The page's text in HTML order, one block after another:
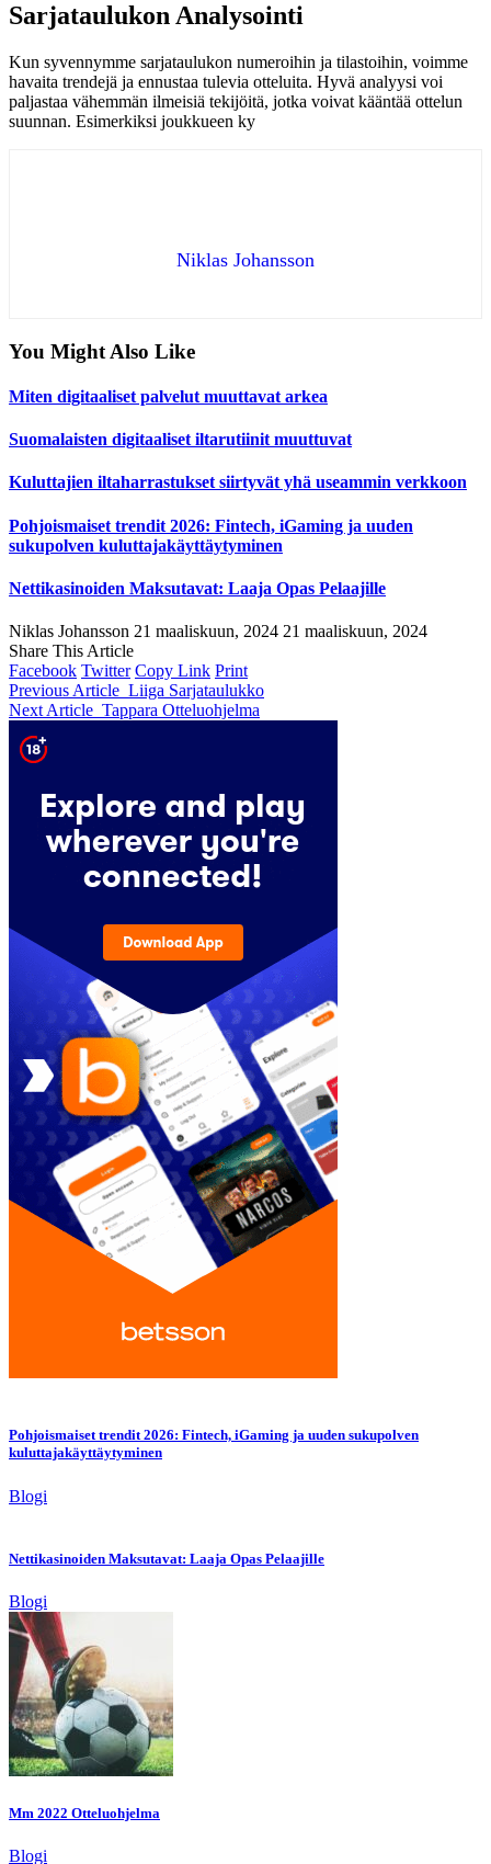
Sarjataulukon Analysointi
Kun syvennymme sarjataulukon numeroihin ja tilastoihin, voimme
havaita trendejä ja ennustaa tulevia otteluita. Hyvä analyysi voi
paljastaa vähemmän ilmeisiä tekijöitä, jotka voivat kääntää ottelun
suunnan. Esimerkiksi joukkueen ky
Niklas Johansson
You Might Also Like
Miten digitaaliset palvelut muuttavat arkea
Suomalaisten digitaaliset iltarutiinit muuttuvat
Kuluttajien iltaharrastukset siirtyvät yhä useammin verkkoon
Pohjoismaiset trendit 2026: Fintech, iGaming ja uuden
sukupolven kuluttajakäyttäytyminen
Nettikasinoiden Maksutavat: Laaja Opas Pelaajille
Niklas Johansson 21 maaliskuun, 2024 21 maaliskuun, 2024
Share This Article
Facebook Twitter Copy Link Print
Previous Article Liiga Sarjataulukko
Next Article Tappara Otteluohjelma
Pohjoismaiset trendit 2026: Fintech, iGaming ja uuden sukupolven
kuluttajakäyttäytyminen
Blogi
Nettikasinoiden Maksutavat: Laaja Opas Pelaajille
Blogi
Mm 2022 Otteluohjelma
Blogi